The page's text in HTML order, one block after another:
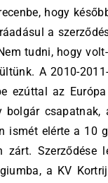
hogy
a
tudni, hogy
A 2010-
ezúttal az
csapatnak,
ismét elérte a 10
zárt.
a KV